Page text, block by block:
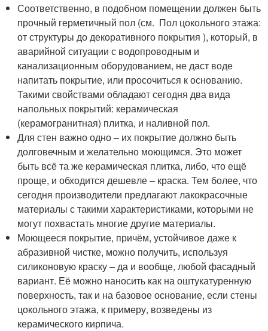
Соответственно, в подобном помещении должен быть
прочный герметичный пол (см. Пол цокольного этажа:
от структуры до декоративного покрытия ), который, в
аварийной ситуации с водопроводным и
канализационным оборудованием, не даст воде
напитать покрытие, или просочиться к основанию.
Такими свойствами обладают сегодня два вида
напольных покрытий: керамическая
(керамогранитная) плитка, и наливной пол.
Для стен важно одно – их покрытие должно быть
долговечным и желательно моющимся. Это может
быть всё та же керамическая плитка, либо, что ещё
проще, и обходится дешевле – краска. Тем более, что
сегодня производители предлагают лакокрасочные
материалы с такими характеристиками, которыми не
могут похвастать многие другие материалы.
Моющееся покрытие, причём, устойчивое даже к
абразивной чистке, можно получить, используя
силиконовую краску – да и вообще, любой фасадный
вариант. Её можно наносить как на оштукатуренную
поверхность, так и на базовое основание, если стены
цокольного этажа, к примеру, возведены из
керамического кирпича.